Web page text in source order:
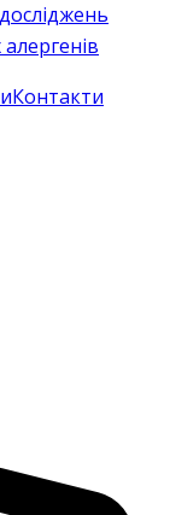
Контакти